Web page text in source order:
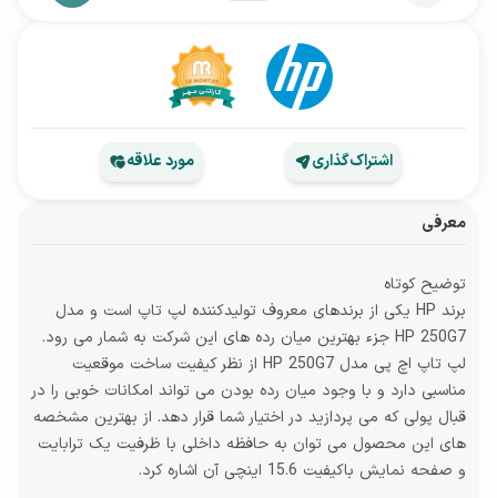
اشتراک‌گذاری مورد علاقه
معرفی
توضیح کوتاه
برند HP یکی از برندهای معروف تولیدکننده لپ تاپ است و مدل
HP 250G7 جزء بهترین میان رده های این شرکت به شمار می رود.
لپ تاپ اچ پی مدل HP 250G7 از نظر کیفیت ساخت موقعیت
مناسبی دارد و با وجود میان رده بودن می تواند امکانات خوبی را در
قبال پولی که می پردازید در اختیار شما قرار دهد. از بهترین مشخصه
های این محصول می توان به حافظه داخلی با ظرفیت یک ترابایت
و صفحه نمایش باکیفیت 15.6 اینچی آن اشاره کرد.